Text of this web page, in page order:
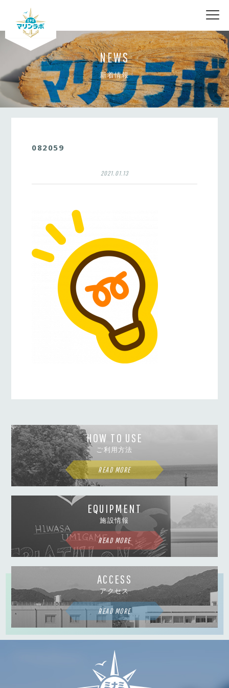
nav
NEWS
新着情報
082059
2021.01.13
HOW TO USE
ご利用方法
READ MORE
EQUIPMENT
施設情報
READ MORE
ACCESS
アクセス
READ MORE